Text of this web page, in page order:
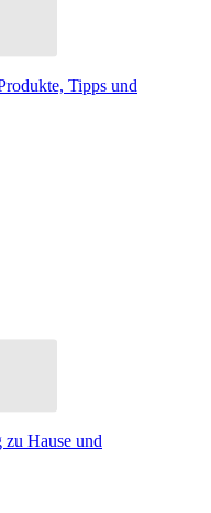
Tipps und
Hause und